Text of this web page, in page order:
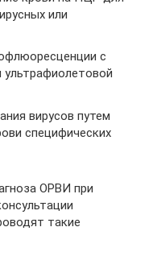
или
с
вирусов путем
специфических
ОРВИ при
такие